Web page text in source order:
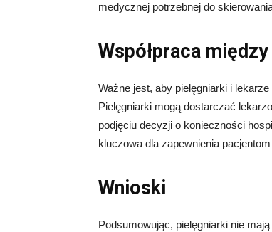
medycznej potrzebnej do
Współpraca
Ważne jest, aby pielęgniarki i
Pielęgniarki mogą dostarczać
podjęciu decyzji o konieczności
kluczowa dla zapewnienia
Wnioski
Podsumowując, pielęgniarki nie